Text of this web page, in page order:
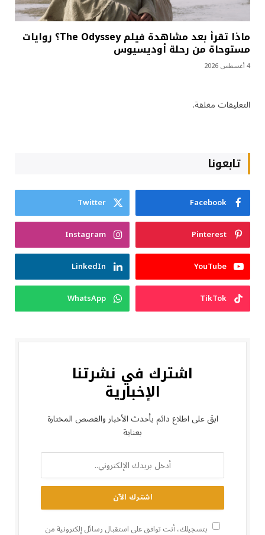
ماذا تقرأ بعد مشاهدة فيلم The Odyssey؟ روايات
مستوحاة من رحلة أوديسيوس
4 أغسطس 2026
التعليقات مغلقة.
تابعونا
Facebook
Twitter
Pinterest
Instagram
YouTube
LinkedIn
TikTok
WhatsApp
اشترك في نشرتنا
الإخبارية
ابقَ على اطلاع دائم بأحدث الأخبار والقصص المختارة
بعناية
بتسجيلك، أنت توافق على استقبال رسائل إلكترونية من